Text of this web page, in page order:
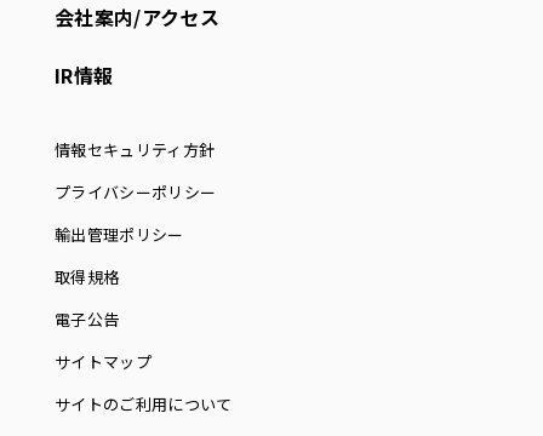
会社案内/アクセス
IR情報
情報セキュリティ方針
プライバシーポリシー
輸出管理ポリシー
取得規格
電子公告
サイトマップ
サイトのご利用について